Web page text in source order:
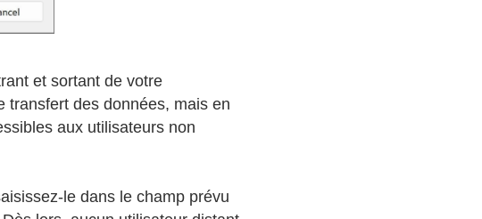
et sortant de votre
transfert des données, mais en
aux utilisateurs non
le dans le champ prévu